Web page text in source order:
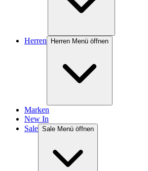
Herren Herren Menü öffnen
Marken
New In
Sale Sale Menü öffnen